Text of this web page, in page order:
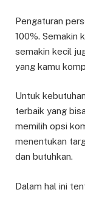
Pengaturan
100%. Semakin
semakin kecil
yang kamu
Untuk
terbaik yang
memilih opsi
menentukan
dan butuhkan.
Dalam hal ini